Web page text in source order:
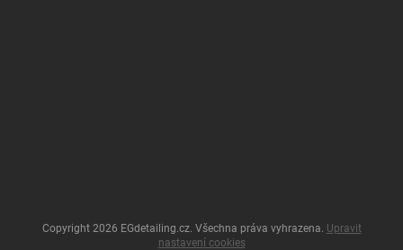
Copyright 2026 EGdetailing.cz. Všechna práva vyhrazena. Upravit
nastavení cookies